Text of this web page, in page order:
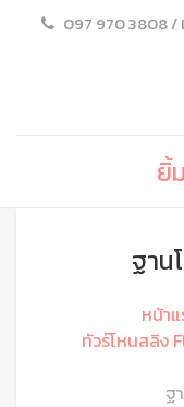
097 970 3808 /
ยิ้
ฐาน
หน้า
ทัวร์โหนสลิง
ฐ